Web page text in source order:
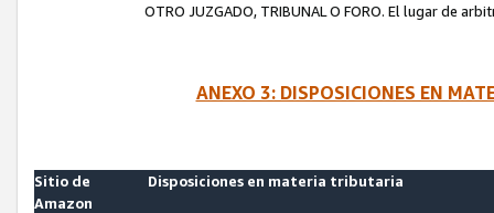
OTRO JUZGADO, TRIBUNAL O FORO. El lugar de
ANEXO 3: DISPOSICIONES EN
Sitio de
Amazon
Disposiciones en materia tributaria